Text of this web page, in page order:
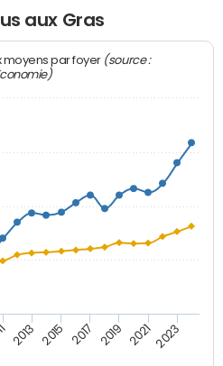
aux Gras
moyens par foyer (source :
2013 2015 2017 2019 2021 2023